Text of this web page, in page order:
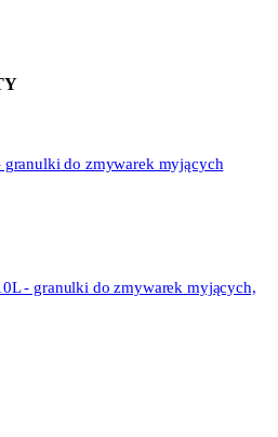
do zmywarek myjących
- granulki do zmywarek myjących,